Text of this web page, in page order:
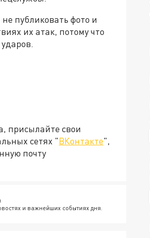
публиковать фото и
их атак, потому что
присылайте свои
сетях "ВКонтакте",
почту
и важнейших событиях дня.